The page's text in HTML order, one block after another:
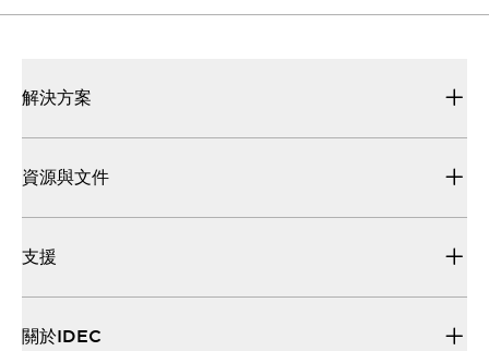
解決方案
資源與文件
支援
關於IDEC